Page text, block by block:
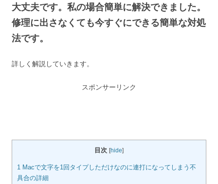
大丈夫です。私の場合簡単に解決できました。
修理に出さなくても今すぐにできる簡単な対処
法です。
詳しく解説していきます。
スポンサーリンク
目次 [hide]
1 Macで文字を1回タイプしただけなのに連打になってしまう不
具合の詳細